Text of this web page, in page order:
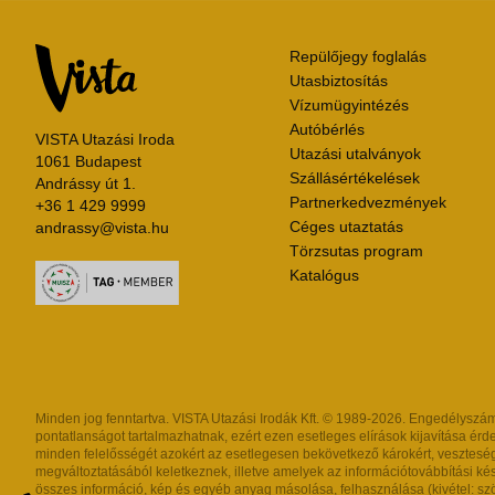
VISTA Utazási Iroda
1061 Budapest
Andrássy út 1.
+36 1 429 9999
andrassy@vista.hu
Repülőjegy foglalás
Utasbiztosítás
Vízumügyintézés
Autóbérlés
Utazási utalványok
Szállásértékelések
Partnerkedvezmények
Céges utaztatás
Törzsutas program
Katalógus
Minden jog fenntartva. VISTA Utazási Irodák Kft. © 1989-2026.
pontatlanságot tartalmazhatnak, ezért ezen esetleges elírások kijavítása
minden felelősségét azokért az esetlegesen bekövetkező károkért,
megváltoztatásából keletkeznek, illetve amelyek az információtovábbítási
összes információ, kép és egyéb anyag másolása, felhasználása (kivétel: